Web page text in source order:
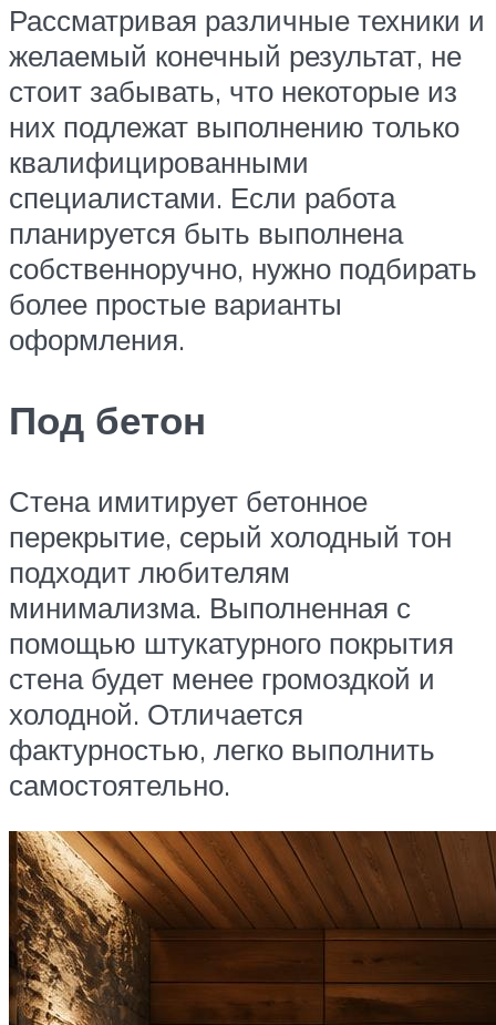
Рассматривая различные техники и
желаемый конечный результат, не
стоит забывать, что некоторые из
них подлежат выполнению только
квалифицированными
специалистами. Если работа
планируется быть выполнена
собственноручно, нужно подбирать
более простые варианты
оформления.
Под бетон
Стена имитирует бетонное
перекрытие, серый холодный тон
подходит любителям
минимализма. Выполненная с
помощью штукатурного покрытия
стена будет менее громоздкой и
холодной. Отличается
фактурностью, легко выполнить
самостоятельно.